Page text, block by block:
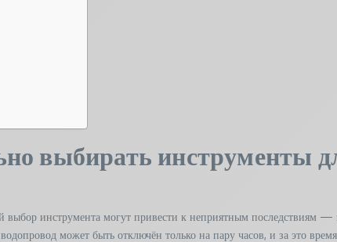
выбирать инструменты
выбор инструмента могут привести к неприятным последствиям
может быть отключён только на пару часов, и за это